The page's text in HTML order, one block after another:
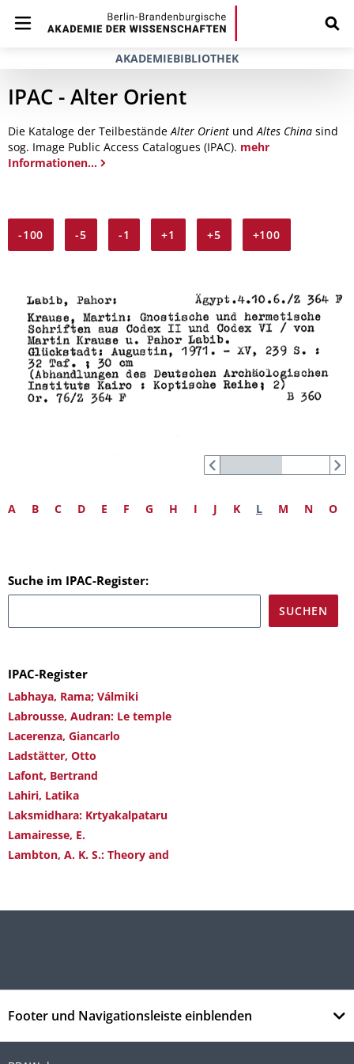
AKADEMIEBIBLIOTHEK
IPAC - Alter Orient
Die Kataloge der TeilbeständeAlter Orient undAltes China sind
sog. Image Public Access Catalogues (IPAC). mehr
Informationen...
-100 -5 -1 +1 +5 +100
A B C D E F G H I J K L M N O
Suche im IPAC-Register:
IPAC-Register
Labhaya, Rama; Válmiki
Labrousse, Audran: Le temple
Lacerenza, Giancarlo
Ladstätter, Otto
Lafont, Bertrand
Lahiri, Latika
Laksmidhara: Krtyakalpataru
Lamairesse, E.
Lambton, A. K. S.: Theory and
Footer und Navigationsleiste einblenden